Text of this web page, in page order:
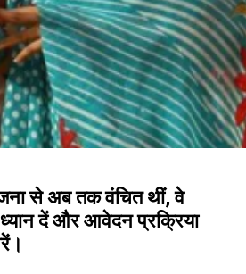
से अब तक वंचित थीं, वे
दें और आवेदन प्रक्रिया